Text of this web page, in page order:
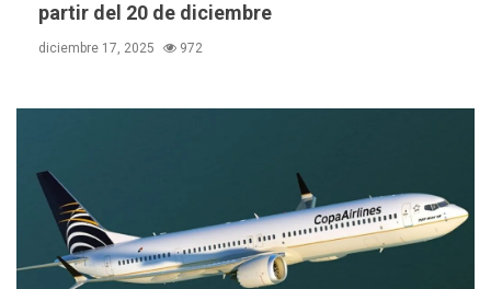
partir del 20 de diciembre
diciembre 17, 2025 972